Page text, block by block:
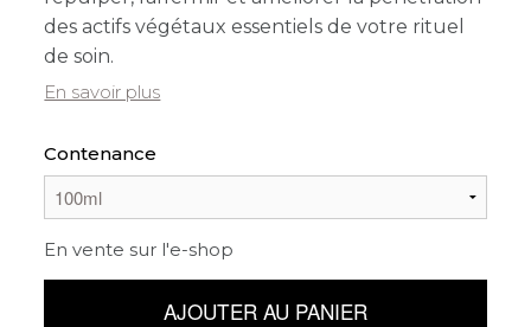
des actifs végétaux essentiels de votre rituel
de soin.
En savoir plus
Contenance
En vente sur l'e-shop
AJOUTER AU PANIER